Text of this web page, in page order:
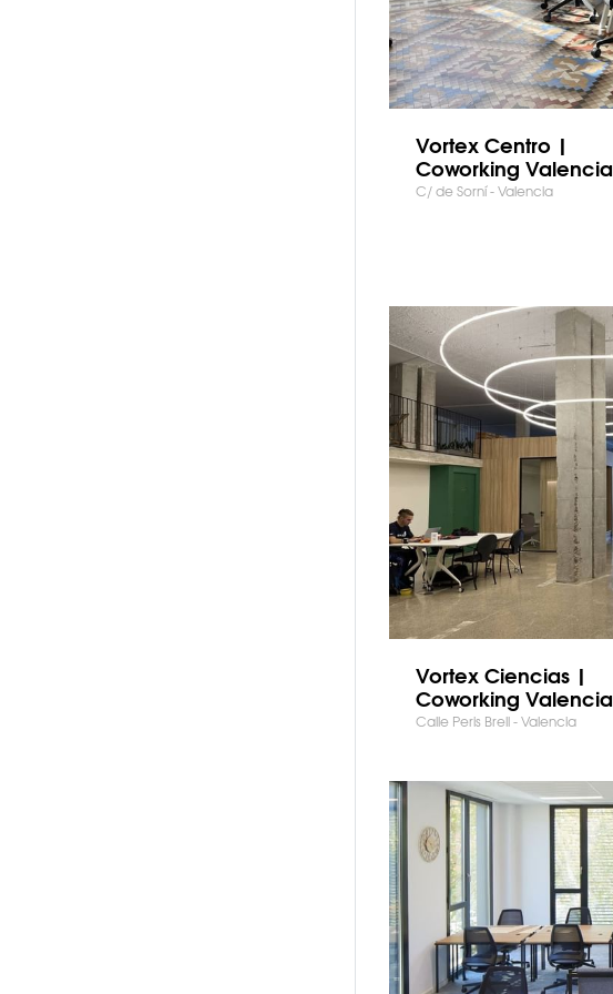
Vortex Centro |
Coworking Valencia
C/ de Sorní - Valencia
Vortex Ciencias |
Coworking Valencia
Calle Peris Brell - Valencia